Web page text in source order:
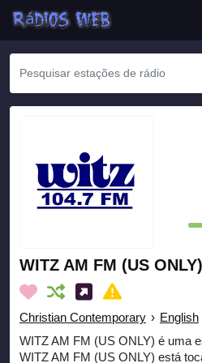
WITZ AM FM (US ONLY)
Christian Contemporary › English
WITZ AM FM (US ONLY) é uma
WITZ AM FM (US ONLY) está